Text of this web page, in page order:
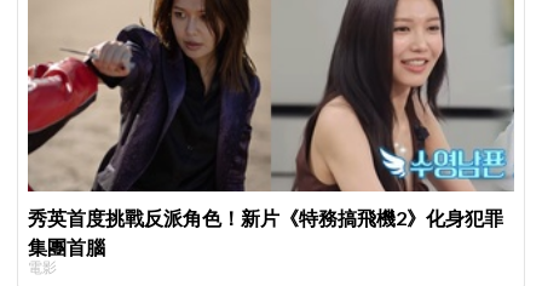
秀英首度挑戰反派角色！新片《特務搞飛機2》化身犯罪
集團首腦
電影